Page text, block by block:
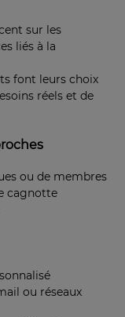
sur les
liés à la
font leurs choix
réels et de
ou de membres
cagnotte
ou réseaux